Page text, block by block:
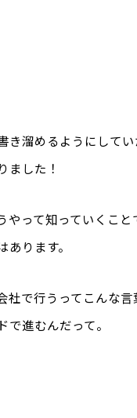
き溜めるようにして
ました！
やって知っていくこと
あります。
社で行うってこんな
進むんだって。